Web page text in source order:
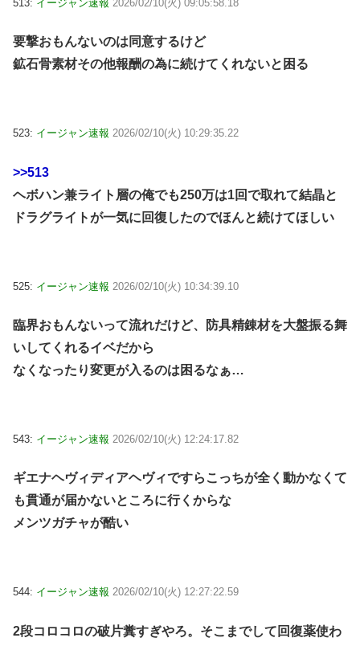
513: イージャン速報 2026/02/10(火) 09:05:58.18
要撃おもんないのは同意するけど
鉱石骨素材その他報酬の為に続けてくれないと困る
523: イージャン速報 2026/02/10(火) 10:29:35.22
>>513
ヘボハン兼ライト層の俺でも250万は1回で取れて結晶と
ドラグライトが一気に回復したのでほんと続けてほしい
525: イージャン速報 2026/02/10(火) 10:34:39.10
臨界おもんないって流れだけど、防具精錬材を大盤振る舞
いしてくれるイベだから
なくなったり変更が入るのは困るなぁ…
543: イージャン速報 2026/02/10(火) 12:24:17.82
ギエナヘヴィディアヘヴィですらこっちが全く動かなくて
も貫通が届かないところに行くからな
メンツガチャが酷い
544: イージャン速報 2026/02/10(火) 12:27:22.59
2段コロコロの破片糞すぎやろ。そこまでして回復薬使わ